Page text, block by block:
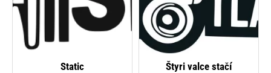
Static NAJPREDÁVANEJŠIE
Štyri valce stačí